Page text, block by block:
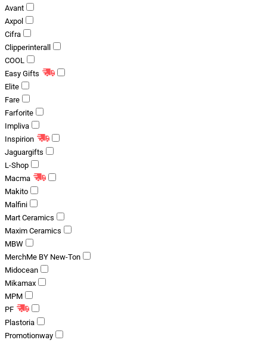
Avant
Axpol
Cifra
Clipperinterall
COOL
Easy Gifts
Elite
Fare
Farforite
Impliva
Inspirion
Jaguargifts
L-Shop
Macma
Makito
Malfini
Mart Ceramics
Maxim Ceramics
MBW
MerchMe BY New-Ton
Midocean
Mikamax
MPM
PF
Plastoria
Promotionway